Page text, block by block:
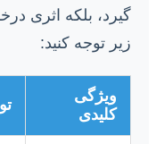
گیرد، بلکه اثری
زیر توجه کنید:
ویژگی
کلیدی